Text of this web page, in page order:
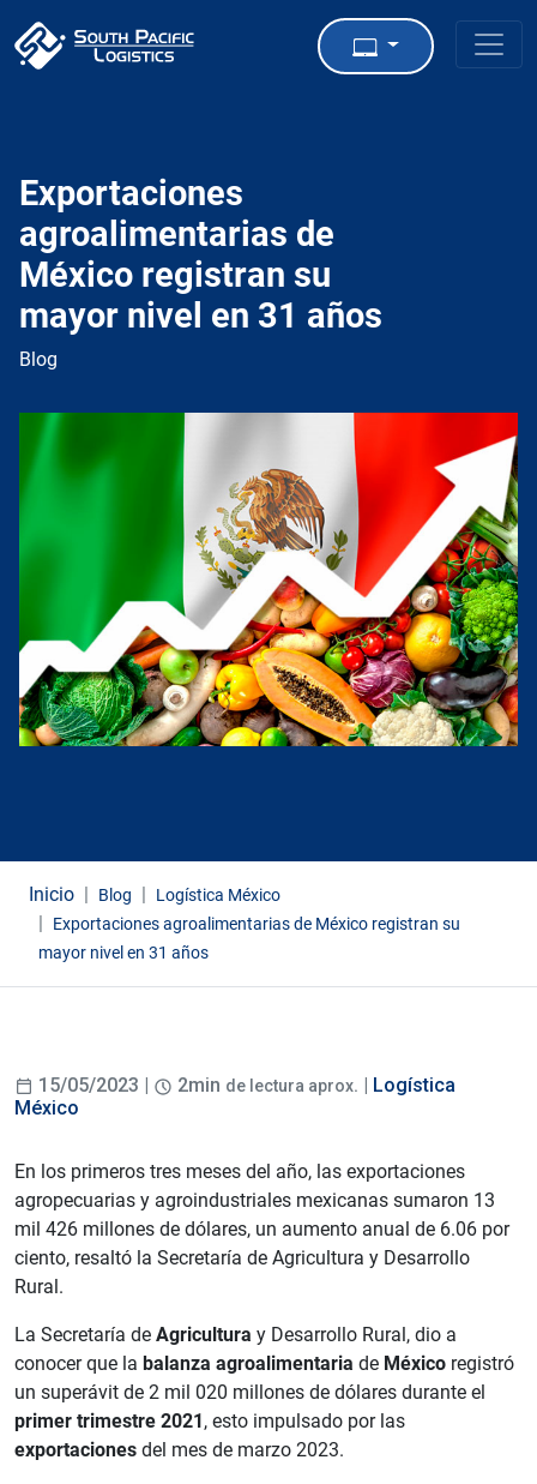
Exportaciones
agroalimentarias de
México registran su
mayor nivel en 31 años
Blog
Inicio Blog
Logística México
Exportaciones agroalimentarias de México registran su
mayor nivel en 31 años
15/05/2023 | 2min de lectura aprox. | Logística
México
En los primeros tres meses del año, las exportaciones
agropecuarias y agroindustriales mexicanas sumaron 13
mil 426 millones de dólares, un aumento anual de 6.06 por
ciento, resaltó la Secretaría de Agricultura y Desarrollo
Rural.
La Secretaría de Agricultura y Desarrollo Rural, dio a
conocer que la balanza agroalimentaria de México registró
un superávit de 2 mil 020 millones de dólares durante el
primer trimestre 2021, esto impulsado por las
exportaciones del mes de marzo 2023.